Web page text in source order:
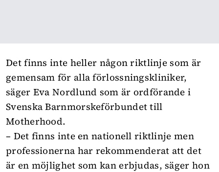
Det finns inte heller någon riktlinje som är
gemensam för alla förlossningskliniker,
säger Eva Nordlund som är ordförande i
Svenska Barnmorskeförbundet till
Motherhood.
– Det finns inte en nationell riktlinje men
professionerna har rekommenderat att det
är en möjlighet som kan erbjudas, säger hon